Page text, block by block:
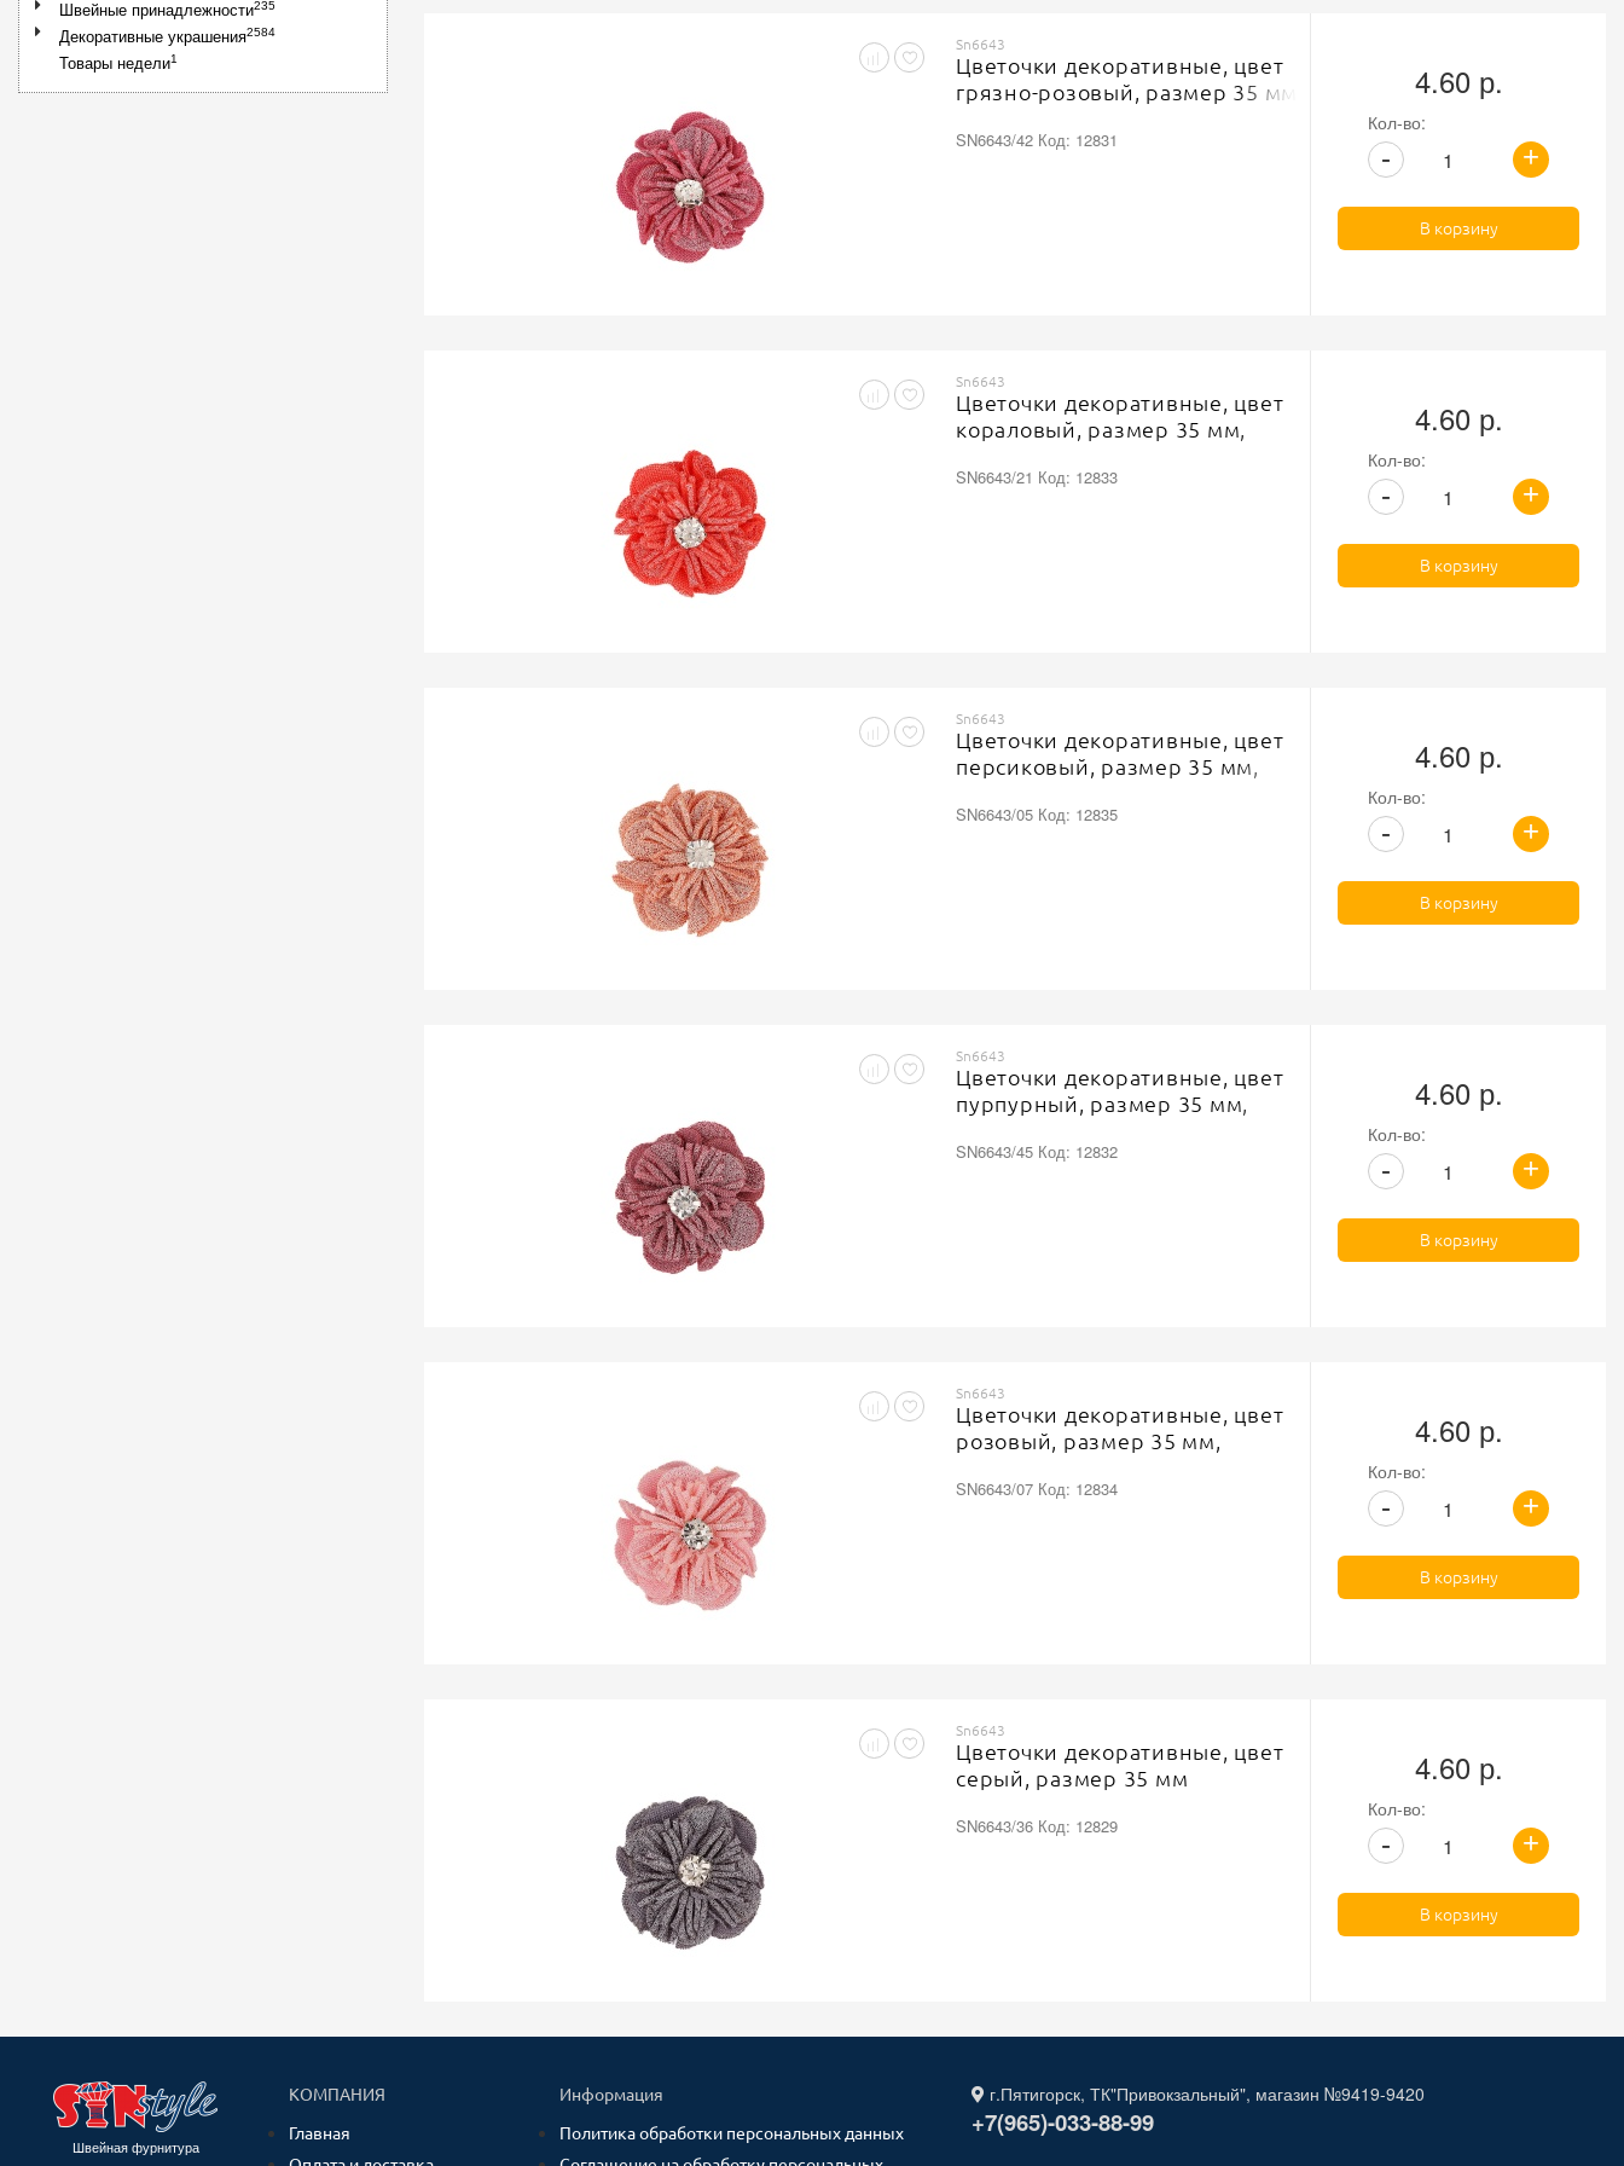
Швейные принадлежности235
Декоративные украшения2584
Товары недели1
Sn6643
Цветочки декоративные, цвет
грязно-розовый, размер 35 мм,
SN6643/42 Код: 12831
4.60 р.
Кол-во:
+
-
В корзину
Sn6643
Цветочки декоративные, цвет
кораловый, размер 35 мм,
SN6643/21 Код: 12833
4.60 р.
Кол-во:
+
-
В корзину
Sn6643
Цветочки декоративные, цвет
персиковый, размер 35 мм,
SN6643/05 Код: 12835
4.60 р.
Кол-во:
+
-
В корзину
Sn6643
Цветочки декоративные, цвет
пурпурный, размер 35 мм,
SN6643/45 Код: 12832
4.60 р.
Кол-во:
+
-
В корзину
Sn6643
Цветочки декоративные, цвет
розовый, размер 35 мм,
SN6643/07 Код: 12834
4.60 р.
Кол-во:
+
-
В корзину
Sn6643
Цветочки декоративные, цвет
серый, размер 35 мм
SN6643/36 Код: 12829
4.60 р.
Кол-во:
+
-
В корзину
Швейная фурнитура
КОМПАНИЯ
Главная
Информация
Политика обработки персональных данных
г.Пятигорск, ТК"Привокзальный", магазин №9419-9420
+7(965)-033-88-99